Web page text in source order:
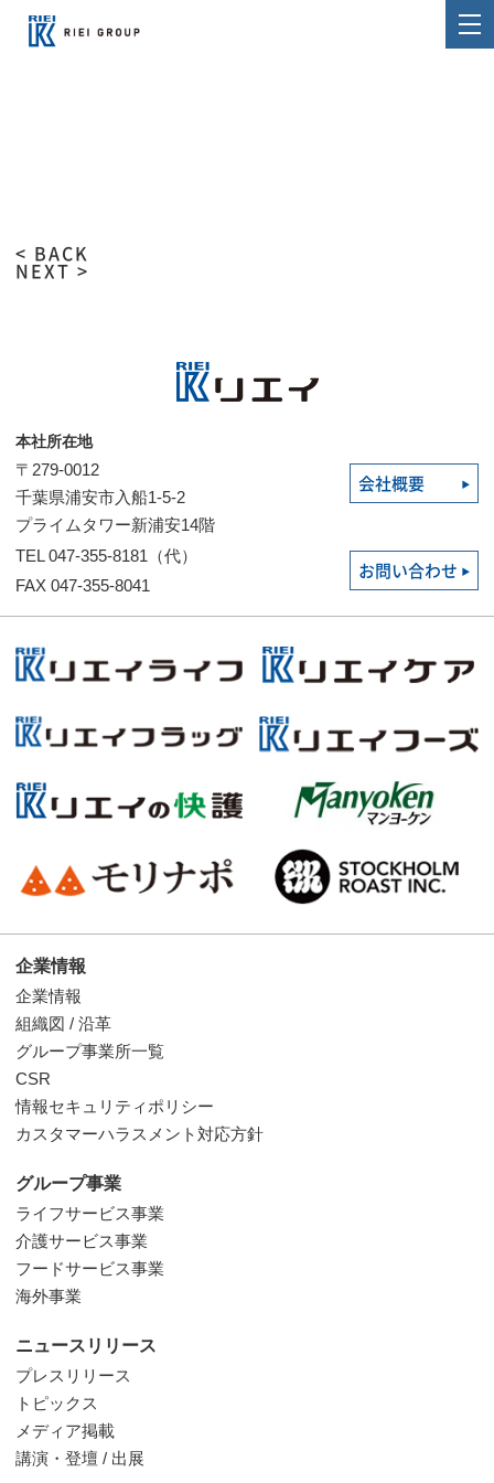
< BACK
NEXT >
本社所在地
〒279-0012
千葉県浦安市入船1-5-2
プライムタワー新浦安14階
会社概要
TEL 047-355-8181（代）
FAX 047-355-8041
お問い合わせ
企業情報
企業情報
組織図 / 沿革
グループ事業所一覧
CSR
情報セキュリティポリシー
カスタマーハラスメント対応方針
グループ事業
ライフサービス事業
介護サービス事業
フードサービス事業
海外事業
ニュースリリース
プレスリリース
トピックス
メディア掲載
講演・登壇 / 出展